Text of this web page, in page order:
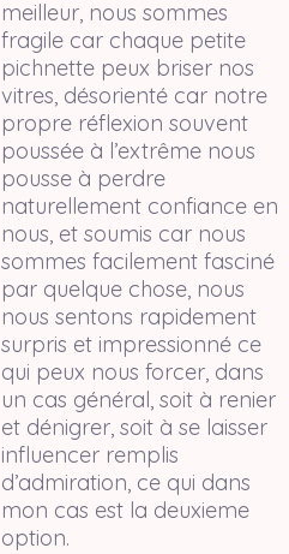
meilleur, nous sommes
fragile car chaque petite
pichnette peux briser nos
vitres, désorienté car notre
propre réflexion souvent
poussée à l’extrême nous
pousse à perdre
naturellement confiance en
nous, et soumis car nous
sommes facilement fasciné
par quelque chose, nous
nous sentons rapidement
surpris et impressionné ce
qui peux nous forcer, dans
un cas général, soit à renier
et dénigrer, soit à se laisser
influencer remplis
d’admiration, ce qui dans
mon cas est la deuxieme
option.